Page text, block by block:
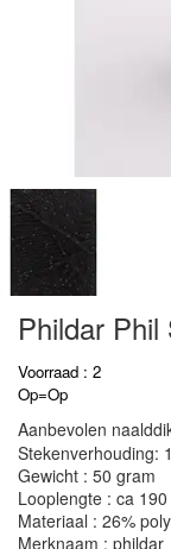
Phildar
Voorraad : 2
Op=Op
Aanbevolen
Stekenverhouding:
Gewicht : 50 gram
Looplengte : ca
Materiaal : 26%
Merknaam : phildar